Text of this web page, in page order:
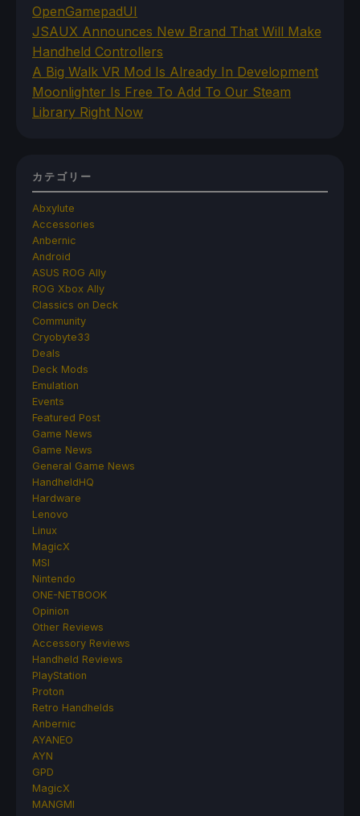
OpenGamepadUI
JSAUX Announces New Brand That Will Make
Handheld Controllers
A Big Walk VR Mod Is Already In Development
Moonlighter Is Free To Add To Our Steam
Library Right Now
カテゴリー
Abxylute
Accessories
Anbernic
Android
ASUS ROG Ally
ROG Xbox Ally
Classics on Deck
Community
Cryobyte33
Deals
Deck Mods
Emulation
Events
Featured Post
Game News
Game News
General Game News
HandheldHQ
Hardware
Lenovo
Linux
MagicX
MSI
Nintendo
ONE-NETBOOK
Opinion
Other Reviews
Accessory Reviews
Handheld Reviews
PlayStation
Proton
Retro Handhelds
Anbernic
AYANEO
AYN
GPD
MagicX
MANGMI